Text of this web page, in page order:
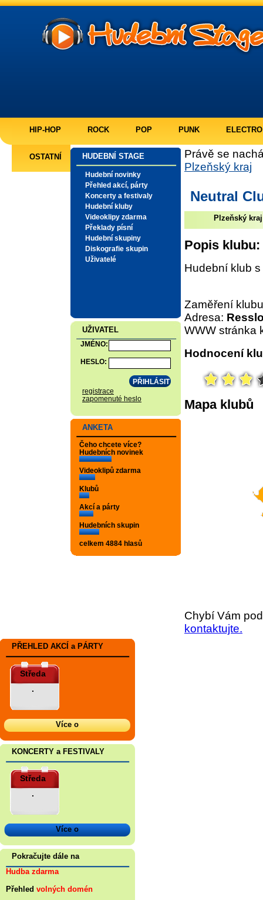
HIP-HOP ROCK POP PUNK ELECTRO
OSTATNÍ HUDEBNÍ STAGE
Hudební novinky
Přehled akcí, párty
Koncerty a festivaly
Hudební kluby
Videoklipy zdarma
Překlady písní
Hudební skupiny
Diskografie skupin
Uživatelé
UŽIVATEL
JMÉNO:
HESLO:
registrace
zapomenuté heslo
ANKETA
Čeho chcete více?
Hudebních novinek
Videoklipů zdarma
Klubů
Akcí a párty
Hudebních skupin
celkem 4884 hlasů
Právě se
Plzeňský kraj
Neutral
Plzeňský kraj
Popis klubu:
Hudební klub
Zaměření
Adresa:
WWW stránka
Hodnocení
Mapa klubů
Chybí Vám
kontaktujte.
PŘEHLED AKCÍ a PÁRTY
Středa
.
Více o
KONCERTY a FESTIVALY
Středa
.
Více o
Pokračujte dále na
Hudba zdarma
Přehled volných domén